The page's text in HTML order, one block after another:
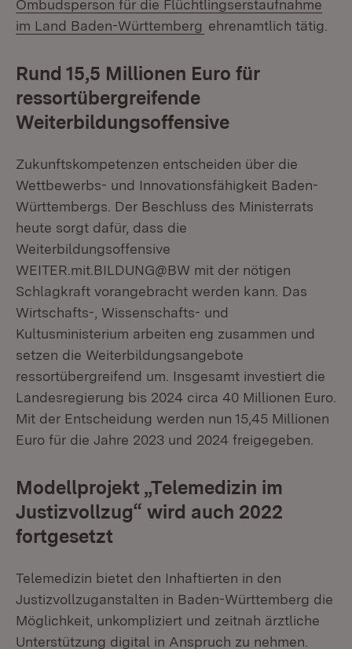
Ombudsperson für die Flüchtlingserstaufnahme
im Land Baden-Württemberg (Öffnet in neuem
ehrenamtlich tätig.
Rund 15,5 Millionen Euro für
ressortübergreifende
Weiterbildungsoffensive
Zukunftskompetenzen entscheiden über die
Wettbewerbs- und Innovationsfähigkeit Baden-
Württembergs. Der Beschluss des Ministerrats
heute sorgt dafür, dass die
Weiterbildungsoffensive
WEITER.mit.BILDUNG@BW mit der nötigen
Schlagkraft vorangebracht werden kann. Das
Wirtschafts-, Wissenschafts- und
Kultusministerium arbeiten eng zusammen und
setzen die Weiterbildungsangebote
ressortübergreifend um. Insgesamt investiert die
Landesregierung bis 2024 circa 40 Millionen Euro.
Mit der Entscheidung werden nun 15,45 Millionen
Euro für die Jahre 2023 und 2024 freigegeben.
Modellprojekt „Telemedizin im
Justizvollzug“ wird auch 2022
fortgesetzt
Telemedizin bietet den Inhaftierten in den
Justizvollzuganstalten in Baden-Württemberg die
Möglichkeit, unkompliziert und zeitnah ärztliche
Unterstützung digital in Anspruch zu nehmen.